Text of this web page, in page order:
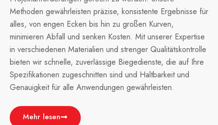
Methoden gewährleisten präzise, konsistente Ergebnisse für
alles, von engen Ecken bis hin zu großen Kurven,
minimieren Abfall und senken Kosten. Mit unserer Expertise
in verschiedenen Materialien und strenger Qualitätskontrolle
bieten wir schnelle, zuverlässige Biegedienste, die auf Ihre
Spezifikationen zugeschnitten sind und Haltbarkeit und
Genauigkeit für alle Anwendungen gewährleisten.
Mehr lesen